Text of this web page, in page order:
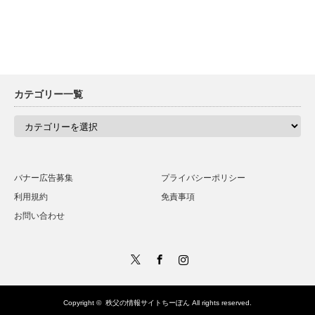
カテゴリー一覧
覧バナー広告募集
プライバシーポリシー
利用規約
免責事項
お問い合わせ
Instagram
Copyright © 秩父の情報サイトちーぽん All rights reserved.